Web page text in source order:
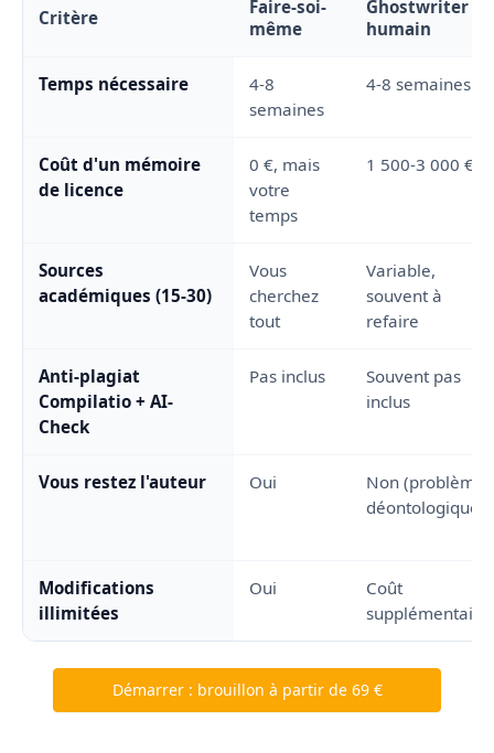
Critère
Faire-soi-
même
Ghostwriter
humain
Temps nécessaire
4-8
semaines
4-8 semaines
Coût d'un mémoire
de licence
0 €, mais
votre
temps
1 500-3 000 €
Sources
académiques (15-30)
Vous
cherchez
tout
Variable,
souvent à
refaire
Anti-plagiat
Compilatio + AI-
Check
Pas inclus
Souvent pas
inclus
Vous restez l'auteur Oui
Non (problème
déontologique)
Modifications
illimitées
Oui
Coût
supplémentaire
Démarrer : brouillon à partir de 69 €